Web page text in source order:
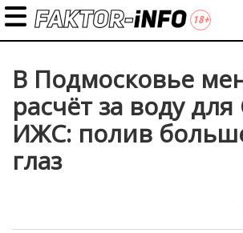
В Подмосковье
расчёт за воду
ИЖС: полив
глаз